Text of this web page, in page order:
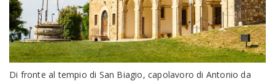
Di fronte al tempio di San Biagio, capolavoro di Antonio da